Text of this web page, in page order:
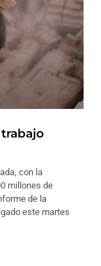
con la
millones de
de la
este martes